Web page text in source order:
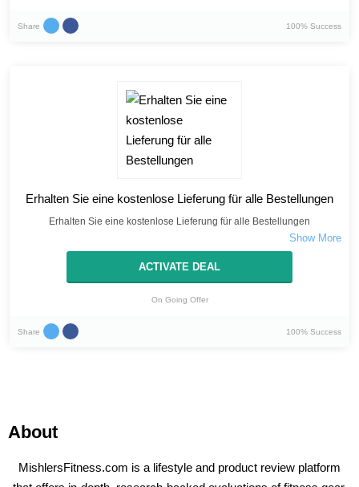
Share 100% Success
Erhalten Sie eine kostenlose Lieferung für alle Bestellungen
Erhalten Sie eine kostenlose Lieferung für alle Bestellungen
ACTIVATE DEAL
On Going Offer
Share 100% Success
About
MishlersFitness.com is a lifestyle and product review platform